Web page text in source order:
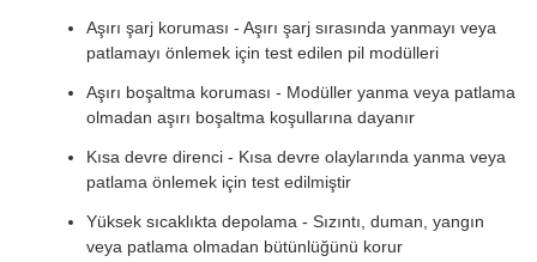
Aşırı şarj koruması - Aşırı şarj sırasında yanmayı veya
patlamayı önlemek için test edilen pil modülleri
Aşırı boşaltma koruması - Modüller yanma veya patlama
olmadan aşırı boşaltma koşullarına dayanır
Kısa devre direnci - Kısa devre olaylarında yanma veya
patlama önlemek için test edilmiştir
Yüksek sıcaklıkta depolama - Sızıntı, duman, yangın
veya patlama olmadan bütünlüğünü korur